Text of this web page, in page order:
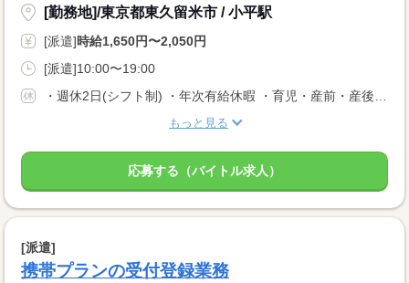
[勤務地]/東京都東久留米市 / 小平駅
[派遣]時給1,650円〜2,050円
[派遣]10:00〜19:00
もっと見る
応募する（バイトル求人）
[派遣]
携帯プランの受付登録業務